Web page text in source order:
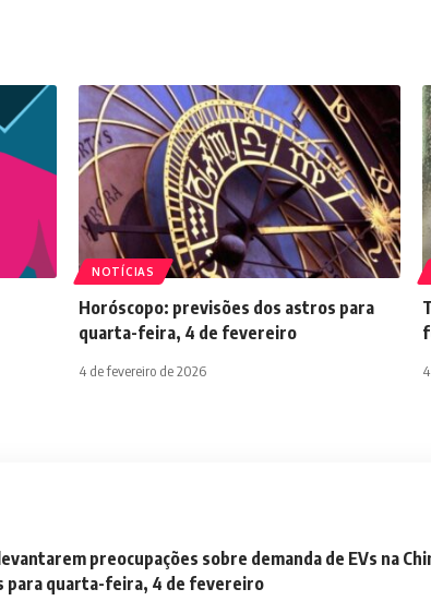
NOTÍCIAS
Horóscopo: previsões dos astros para
quarta-feira, 4 de fevereiro
4 de fevereiro de 2026
preocupações sobre demanda de EVs na
para quarta-feira, 4 de fevereiro